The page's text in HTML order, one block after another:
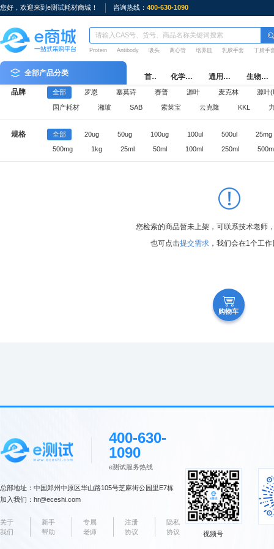
您好，欢迎来到e测试耗材商城！ 咨询热线： 400-630-1090
Protein Antibody 吸头 离心管 培养皿 乳胶手套 丁腈手
全部产品分类 首页 化学试剂 通用耗材 生物耗材
购物车
品牌 全部 罗恩 塞莫诗 赛普 源叶 麦克林 源叶
国产耗材 湘玻 SAB 索莱宝 云克隆 KKL
规格 全部 20ug 50ug 100ug 100ul 500ul 25mg
500mg 1kg 25ml 50ml 100ml 250ml
您检索的商品暂未上架，可联系技术老师
也可点击提交需求，我们会在1个工作
400-630-
1090
e测试服务热线
总部地址：中国郑州中原区华山路105号芝麻街公园里E7栋
加入我们：hr@eceshi.com
关于
我们
新手
帮助
专属
老师
注册
协议
隐私
协议
视频号